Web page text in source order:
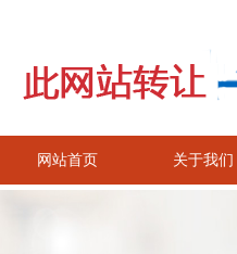
网站首页 关于我们